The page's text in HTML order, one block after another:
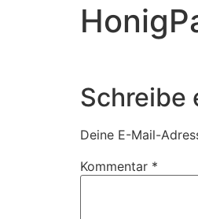
Schreibe
Deine E-Mail-
Kommentar *